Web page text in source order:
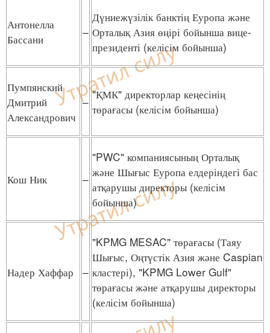
Антонелла
Бассани
–
Дүниежүзілік банктің Еуропа және
Орталық Азия өңірі бойынша вице-
президенті (келісім бойынша)
Пумпянский
Дмитрий
Александрович
–
"ҚМК" директорлар кеңесінің
төрағасы (келісім бойынша)
Кош Ник –
"PWC" компаниясының Орталық
және Шығыс Еуропа елдеріндегі бас
атқарушы директоры (келісім
бойынша)
Надер Хаффар –
"KPMG MESAC" төрағасы (Таяу
Шығыс, Оңтүстік Азия және Caspian
кластері), "KPMG Lower Gulf"
төрағасы және атқарушы директоры
(келісім бойынша)